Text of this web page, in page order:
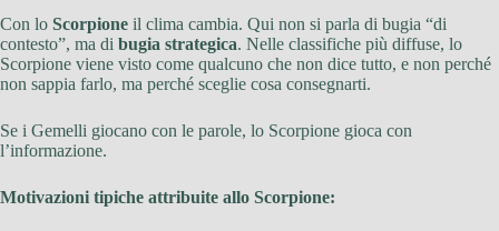
Con lo Scorpione il clima cambia. Qui non si parla di bugia “di
contesto”, ma di bugia strategica. Nelle classifiche più diffuse, lo
Scorpione viene visto come qualcuno che non dice tutto, e non perché
non sappia farlo, ma perché sceglie cosa consegnarti.
Se i Gemelli giocano con le parole, lo Scorpione gioca con
l’informazione.
Motivazioni tipiche attribuite allo Scorpione: